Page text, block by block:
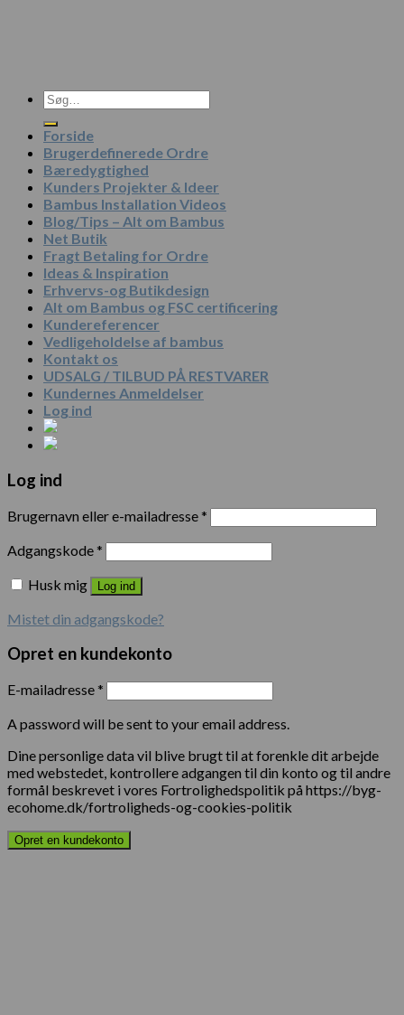
Søg
efter:
Forside
Brugerdefinerede Ordre
Bæredygtighed
Kunders Projekter & Ideer
Bambus Installation Videos
Blog/Tips – Alt om Bambus
Net Butik
Fragt Betaling for Ordre
Ideas & Inspiration
Erhvervs-og Butikdesign
Alt om Bambus og FSC certificering
Kundereferencer
Vedligeholdelse af bambus
Kontakt os
UDSALG / TILBUD PÅ RESTVARER
Kundernes Anmeldelser
Log ind
Log ind
Brugernavn eller e-mailadresse*
Adgangskode*
Husk mig
Log ind
Mistet din adgangskode?
Opret en kundekonto
E-mailadresse*
A password will be sent to your email address.
Dine personlige data vil blive brugt til at forenkle dit arbejde
med webstedet, kontrollere adgangen til din konto og til andre
formål beskrevet i vores Fortrolighedspolitik på https://byg-
ecohome.dk/fortroligheds-og-cookies-politik
Opret en kundekonto